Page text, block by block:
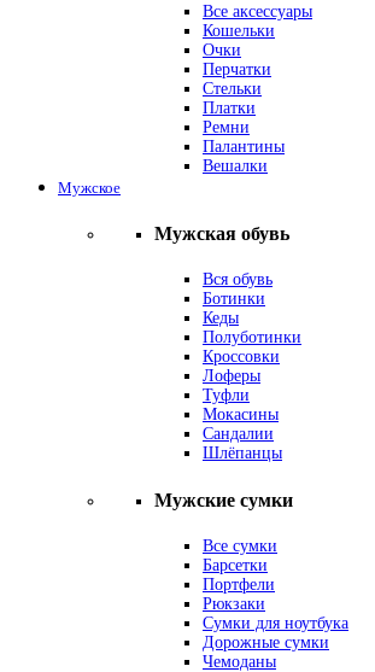
Все аксессуары
Кошельки
Очки
Перчатки
Стельки
Платки
Ремни
Палантины
Вешалки
Мужское
Мужская обувь
Вся обувь
Ботинки
Кеды
Полуботинки
Кроссовки
Лоферы
Туфли
Мокасины
Сандалии
Шлёпанцы
Мужские сумки
Все сумки
Барсетки
Портфели
Рюкзаки
Сумки для ноутбука
Дорожные сумки
Чемоданы